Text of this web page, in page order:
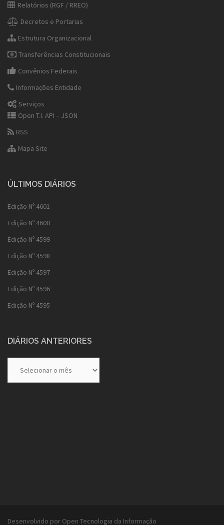
Relatórios (RGF / RREO)
Decretos e Portarias
Estrutura Organizacional
Transferências Constitucionais
Convênios Federais
Informações Entidade
Serviços
Open T.I. API – JSON
RSS
Mapa Site
ÚLTIMOS DIÁRIOS
Edição Nº 4601
Edição Nº 4600
Edição Nº 4599
Edição Nº 4598
Edição Nº 4597
Edição Nº 4596
Edição Nº 4595
DIÁRIOS ANTERIORES
Anteriores
Desenvolvido por Open Tecnologia da Informação